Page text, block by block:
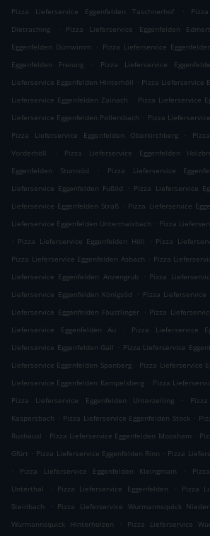
Pizza Lieferservice Eggenfelden Taschnerhof
.
Dietraching
. Pizza Lieferservice Eggenfelden
Eggenfelden Dürrwimm
. Pizza Lieferservice
Eggenfelden Freiung
. Pizza Lieferservice
Lieferservice Eggenfelden Hinterhöll . Pizza Lieferservice
Lieferservice Eggenfelden Zainach
. Pizza Lieferservice
Lieferservice Eggenfelden Pollersbach . Pizza
Pizza Lieferservice Eggenfelden Oberkirchberg
.
Vorderhöll
. Pizza Lieferservice Eggenfelden
Eggenfelden Stumsöd
. Pizza Lieferservice
Lieferservice Eggenfelden Fußöd
. Pizza Lieferservice
Lieferservice Eggenfelden Straß . Pizza Lieferservice
Lieferservice Eggenfelden Untermaisbach . Pizza
. Pizza Lieferservice Eggenfelden Höll . Pizza
Pizza Lieferservice Eggenfelden Asbach . Pizza
Lieferservice Eggenfelden Anzengrub
. Pizza
Lieferservice Eggenfelden Königsöd
. Pizza Lieferservice
Lieferservice Eggenfelden Fäustlinger . Pizza
Lieferservice Eggenfelden Au
. Pizza Lieferservice
Lieferservice Eggenfelden Gall . Pizza Lieferservice
Lieferservice Eggenfelden Spanberg . Pizza Lieferservice
Lieferservice Eggenfelden Kampelsberg . Pizza
Pizza Lieferservice Eggenfelden Unterzeiling
.
Kaspersbach . Pizza Lieferservice Eggenfelden Stock .
Rushäusl . Pizza Lieferservice Eggenfelden Moosham .
Gfürt . Pizza Lieferservice Eggenfelden Rinn . Pizza
.
Pizza Lieferservice Eggenfelden Kleingmain .
Unterthal
. Pizza Lieferservice Eggenfelden .
Pizza
Steinbach
. Pizza Lieferservice Wurmannsquick
Wurmannsquick Hinterholzen
. Pizza Lieferservice